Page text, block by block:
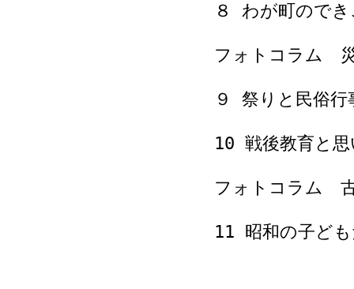
８ わが町ので
フォトコラム
９ 祭りと民俗行
10 戦後教育と
フォトコラム
11 昭和の子ど